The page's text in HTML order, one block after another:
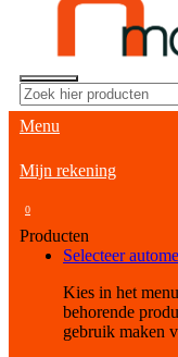
Menu
Mijn rekening
0
Producten
Selecteer
Kies in het
behorende
gebruik maken